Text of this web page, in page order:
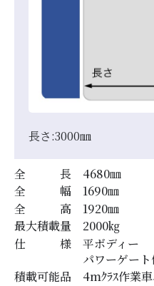
全 長 4680㎜
全 幅
1690㎜
全 高
1920㎜
最大積載量
2000㎏
仕 様
平ボディー
パワーゲート
積載可能品
4mｸﾗｽ作業
長さ:3000㎜